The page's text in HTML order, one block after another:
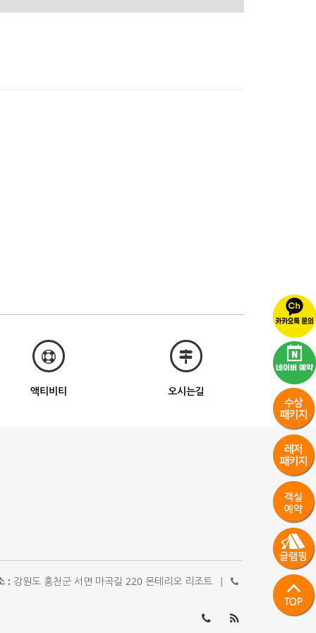
액티비티 오시는길
: 강원도 홍천군 서면 마곡길 220 몬테리오 리조트 |